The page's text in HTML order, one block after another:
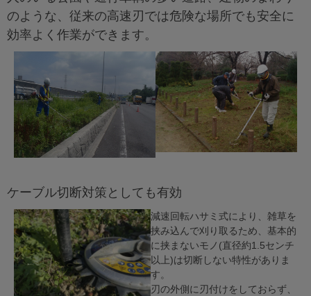
のような、従来の高速刃では危険な場所でも安全に
効率よく作業ができます。
ケーブル切断対策としても有効
減速回転ハサミ式により、雑草を
挟み込んで刈り取るため、基本的
に挟まないモノ(直径約1.5センチ
以上)は切断しない特性がありま
す。
刃の外側に刃付けをしておらず、